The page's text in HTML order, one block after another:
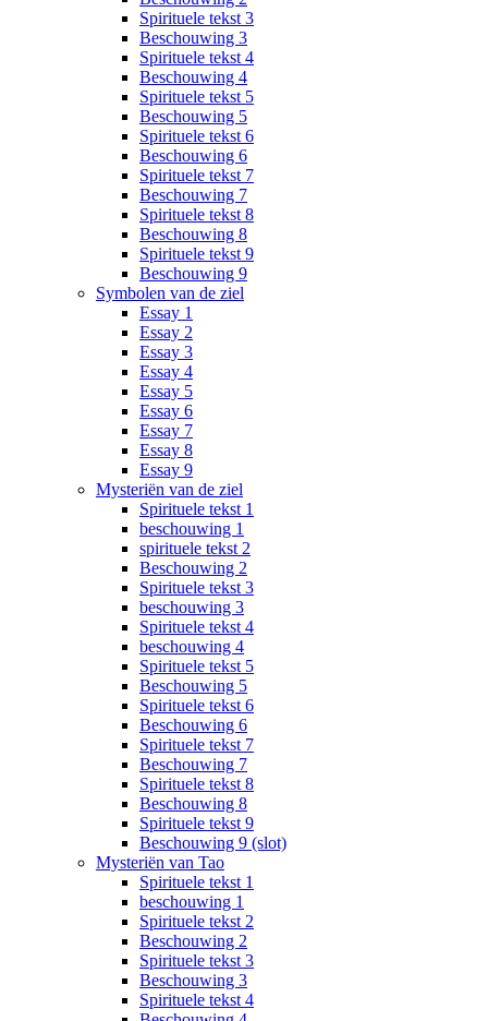
Spirituele tekst 3
Beschouwing 3
Spirituele tekst 4
Beschouwing 4
Spirituele tekst 5
Beschouwing 5
Spirituele tekst 6
Beschouwing 6
Spirituele tekst 7
Beschouwing 7
Spirituele tekst 8
Beschouwing 8
Spirituele tekst 9
Beschouwing 9
Symbolen van de ziel
Essay 1
Essay 2
Essay 3
Essay 4
Essay 5
Essay 6
Essay 7
Essay 8
Essay 9
Mysteriën van de ziel
Spirituele tekst 1
beschouwing 1
spirituele tekst 2
Beschouwing 2
Spirituele tekst 3
beschouwing 3
Spirituele tekst 4
beschouwing 4
Spirituele tekst 5
Beschouwing 5
Spirituele tekst 6
Beschouwing 6
Spirituele tekst 7
Beschouwing 7
Spirituele tekst 8
Beschouwing 8
Spirituele tekst 9
Beschouwing 9 (slot)
Mysteriën van Tao
Spirituele tekst 1
beschouwing 1
Spirituele tekst 2
Beschouwing 2
Spirituele tekst 3
Beschouwing 3
Spirituele tekst 4